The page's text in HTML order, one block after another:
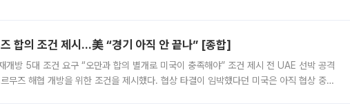
합의 조건 제시…美 “경기 아직 안 끝나” [종합]
개방 5대 조건 요구 “오만과 합의 별개로 미국이 충족해야” 조건 제시 전 UAE 선박 공격
무즈 해협 개방을 위한 조건을 제시했다. 협상 타결이 임박했다던 미국은 아직 협상 중이